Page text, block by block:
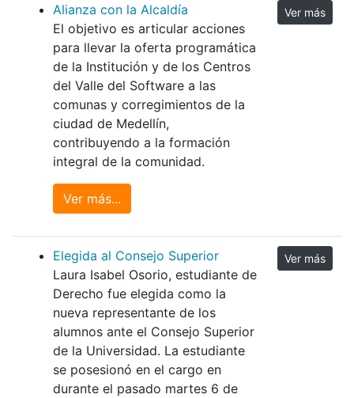
Alianza con la Alcaldía
El objetivo es articular acciones
para llevar la oferta programática
de la Institución y de los Centros
del Valle del Software a las
comunas y corregimientos de la
ciudad de Medellín,
contribuyendo a la formación
integral de la comunidad.
Ver más...
Ver más
Elegida al Consejo Superior
Laura Isabel Osorio, estudiante de
Derecho fue elegida como la
nueva representante de los
alumnos ante el Consejo Superior
de la Universidad. La estudiante
se posesionó en el cargo en
durante el pasado martes 6 de
Ver más